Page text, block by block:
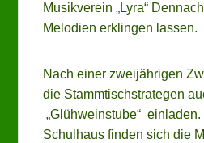
Musikverein „Lyra“
Melodien erklingen lassen.
Nach einer zweijährigen
die Stammtischstrategen
„Glühweinstube“
Schulhaus finden sich die